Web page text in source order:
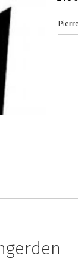
die fans
Niet één,
van